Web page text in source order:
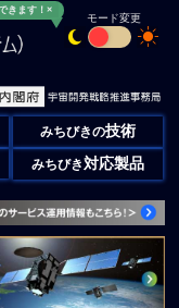
きます！×
モード変更
みちびきの技術
みちびき対応製品